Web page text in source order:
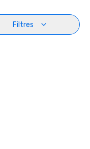
Filtres